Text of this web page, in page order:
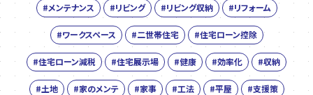
#メンテナンス #リビング #リビング収納 #リフォーム
#ワークスペース #二世帯住宅 #住宅ローン控除
#住宅ローン減税 #住宅展示場 #健康 #効率化 #収納
#土地 #家のメンテ #家事 #工法 #平屋 #支援策